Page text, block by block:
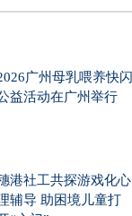
广州母乳喂养快闪
益活动在广州举行
港社工共探游戏化心
辅导 助困境儿童打